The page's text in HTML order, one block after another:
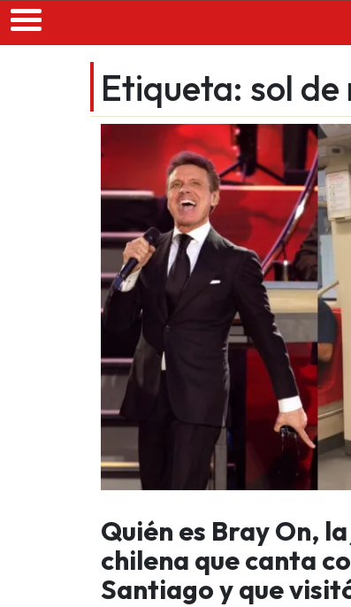
Etiqueta: sol de
Quién es Bray On,
chilena que canta
Santiago y que